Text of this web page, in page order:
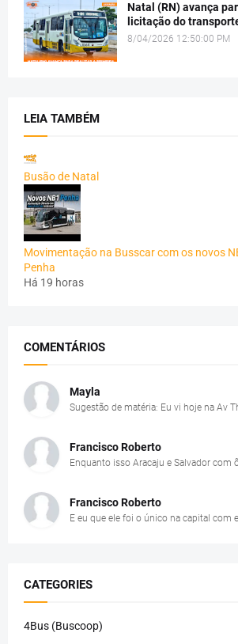
Natal (RN) avança
licitação do
8/04/2026 12:50:00 PM
LEIA TAMBÉM
Busão de Natal
Movimentação na Busscar com os novos
Penha
Há 19 horas
COMENTÁRIOS
Mayla
Sugestão de matéria: Eu vi hoje na Av
Francisco Roberto
Enquanto isso Aracaju e Salvador com
Francisco Roberto
E eu que ele foi o único na capital com
CATEGORIES
4Bus (Buscoop)